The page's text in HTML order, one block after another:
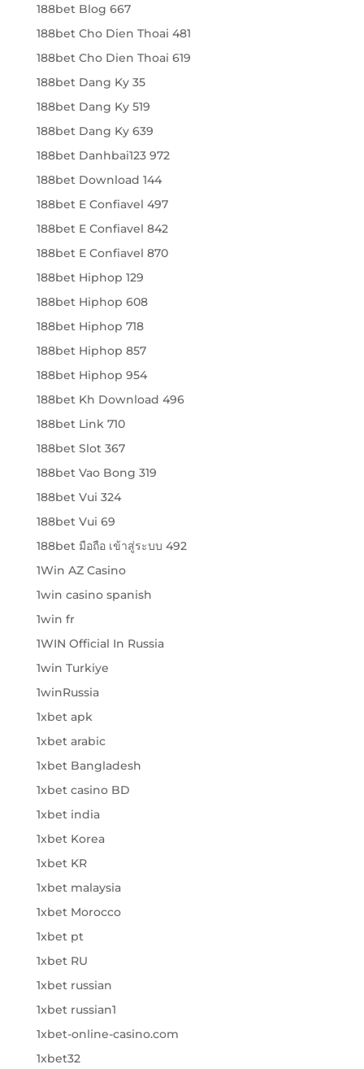
188bet Blog 667
188bet Cho Dien Thoai 481
188bet Cho Dien Thoai 619
188bet Dang Ky 35
188bet Dang Ky 519
188bet Dang Ky 639
188bet Danhbai123 972
188bet Download 144
188bet E Confiavel 497
188bet E Confiavel 842
188bet E Confiavel 870
188bet Hiphop 129
188bet Hiphop 608
188bet Hiphop 718
188bet Hiphop 857
188bet Hiphop 954
188bet Kh Download 496
188bet Link 710
188bet Slot 367
188bet Vao Bong 319
188bet Vui 324
188bet Vui 69
188bet มือถือ เข้าสู่ระบบ 492
1Win AZ Casino
1win casino spanish
1win fr
1WIN Official In Russia
1win Turkiye
1winRussia
1xbet apk
1xbet arabic
1xbet Bangladesh
1xbet casino BD
1xbet india
1xbet Korea
1xbet KR
1xbet malaysia
1xbet Morocco
1xbet pt
1xbet RU
1xbet russian
1xbet russian1
1xbet-online-casino.com
1xbet32